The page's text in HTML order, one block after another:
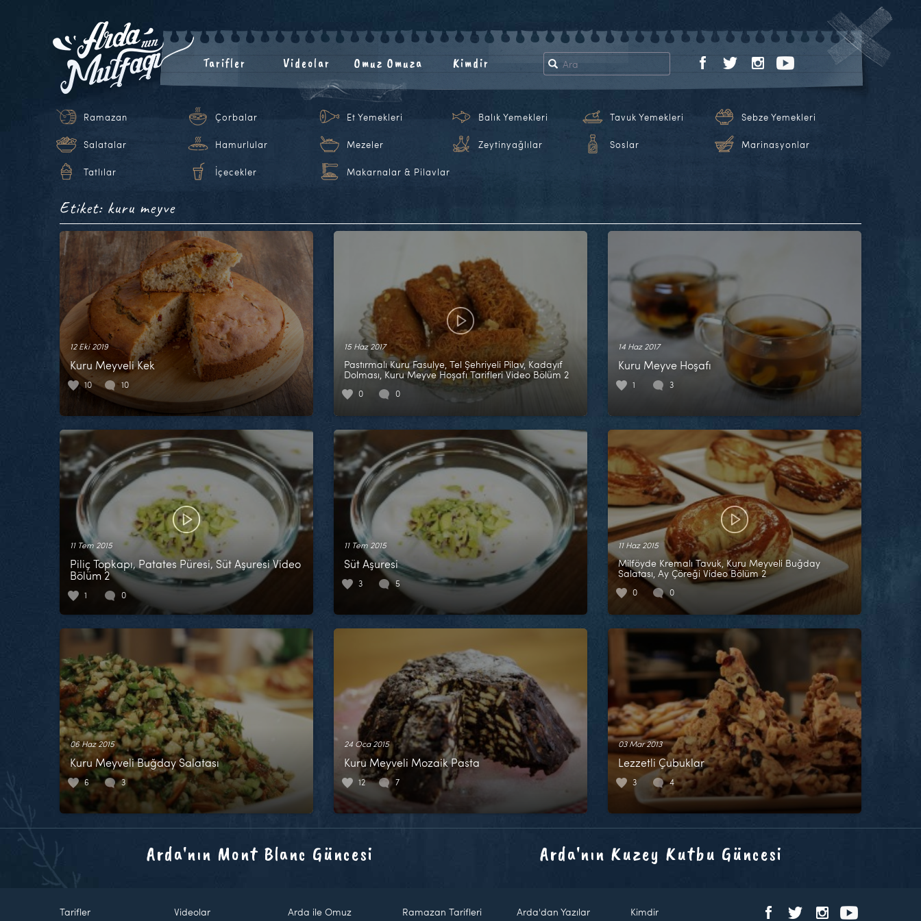
Tarifler Videolar Omuz Omuza Kimdir
Ramazan Çorbalar Et Yemekleri Balık Yemekleri Tavuk Yemekleri Sebze Yemekleri
Salatalar Hamurlular Mezeler Zeytinyağlılar Soslar Marinasyonlar
Tatlılar İçecekler Makarnalar & Pilavlar
Etiket: kuru meyve
12 Eki 2019
Kuru Meyveli Kek
10 10
15 Haz 2017
Pastırmalı Kuru Fasulye, Tel Şehriyeli Pilav, Kadayıf
Dolması, Kuru Meyve Hoşafı Tarifleri Video Bölüm 2
0 0
14 Haz 2017
Kuru Meyve Hoşafı
1 3
11 Tem 2015
Piliç Topkapı, Patates Püresi, Süt Aşuresi Video
Bölüm 2
1 0
11 Tem 2015
Süt Aşuresi
3 5
11 Haz 2015
Milföyde Kremalı Tavuk, Kuru Meyveli Buğday
Salatası, Ay Çöreği Video Bölüm 2
0 0
06 Haz 2015
Kuru Meyveli Buğday Salatası
6 3
24 Oca 2015
Kuru Meyveli Mozaik Pasta
12 7
03 Mar 2013
Lezzetli Çubuklar
3 4
Arda'nın Mont Blanc Güncesi Arda'nın Kuzey Kutbu Güncesi
Tarifler Videolar
Arda ile Omuz
Ramazan Tarifleri Arda'dan Yazılar Kimdir